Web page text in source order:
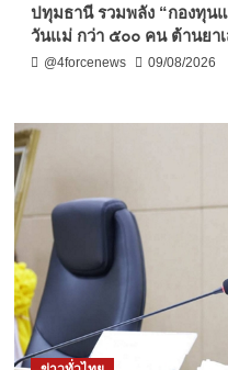
ปทุมธานี รวมพลัง “กองทุน
วันแม่ กว่า ๕๐๐ คน ต้านยา
@4forcenews 09/08/2026